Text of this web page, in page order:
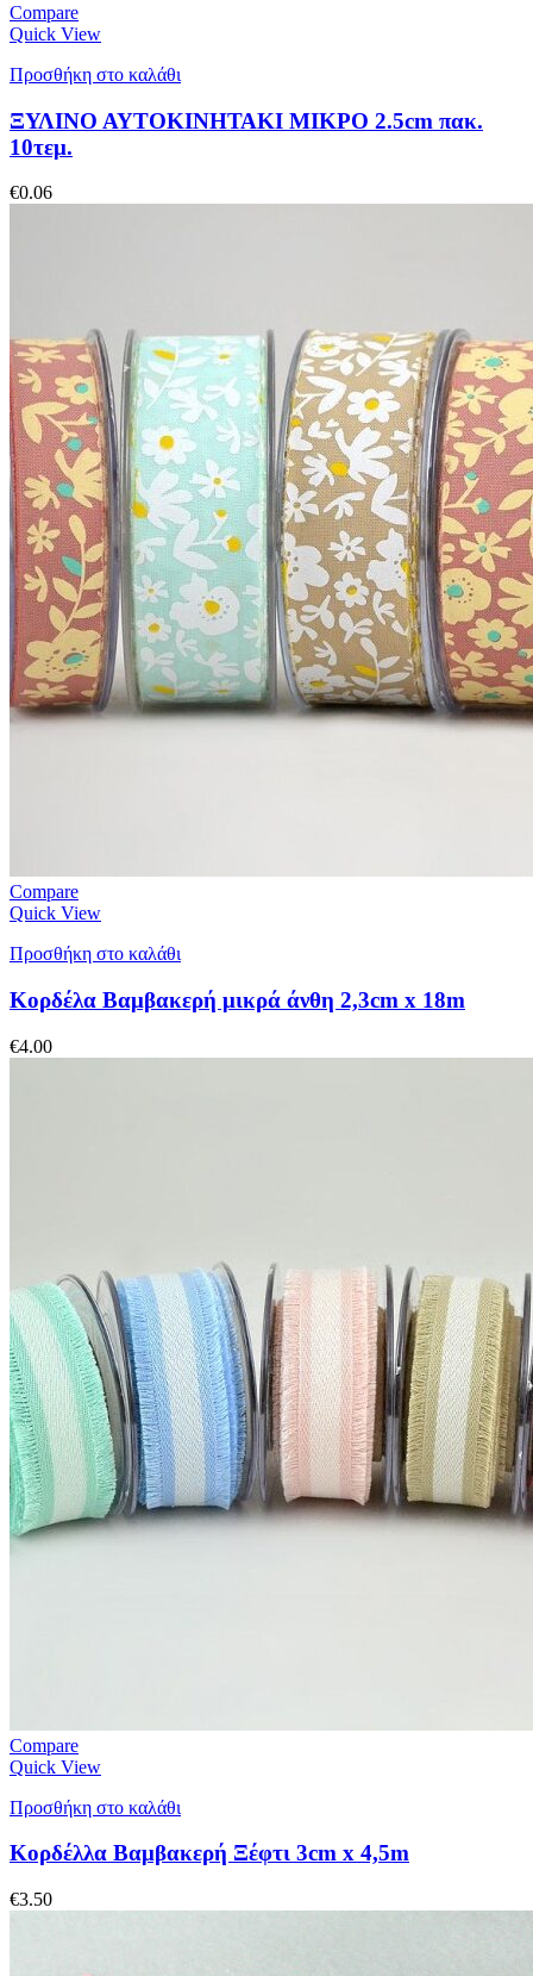
Compare
Quick View
Προσθήκη στο καλάθι
ΞΥΛΙΝΟ ΑΥΤΟΚΙΝΗΤΑΚΙ ΜΙΚΡΟ 2.5cm πακ.
10τεμ.
€0.06
Compare
Quick View
Προσθήκη στο καλάθι
Κορδέλα Βαμβακερή μικρά άνθη 2,3cm x 18m
€4.00
Compare
Quick View
Προσθήκη στο καλάθι
Κορδέλλα Βαμβακερή Ξέφτι 3cm x 4,5m
€3.50